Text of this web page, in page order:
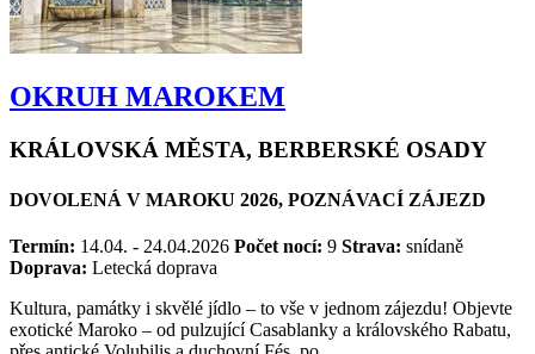
OKRUH MAROKEM
KRÁLOVSKÁ MĚSTA, BERBERSKÉ OSADY
DOVOLENÁ V MAROKU 2026, POZNÁVACÍ ZÁJEZD
Termín: 14.04. - 24.04.2026 Počet nocí: 9 Strava: snídaně
Doprava: Letecká doprava
Kultura, památky i skvělé jídlo – to vše v jednom zájezdu! Objevte
exotické Maroko – od pulzující Casablanky a královského Rabatu,